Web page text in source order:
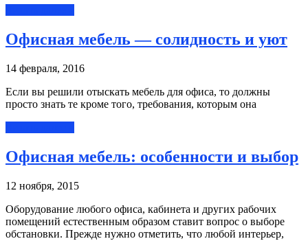
Офисная мебель — солидность и уют
14 февраля, 2016
Если вы решили отыскать мебель для офиса, то должны
просто знать те кроме того, требования, которым она
Офисная мебель: особенности и выбор
12 ноября, 2015
Оборудование любого офиса, кабинета и других рабочих
помещений естественным образом ставит вопрос о выборе
обстановки. Прежде нужно отметить, что любой интерьер,